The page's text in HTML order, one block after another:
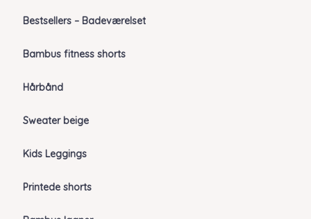
Bestsellers – Badeværelset
Bambus fitness shorts
Hårbånd
Sweater beige
Kids Leggings
Printede shorts